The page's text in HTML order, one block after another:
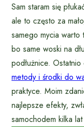
Sam staram się
ale to często za
samego mycia
bo same woski na
podłużnice.
metody i środki do
praktyce. Moim
najlepsze efekty,
samochodem kilka lat